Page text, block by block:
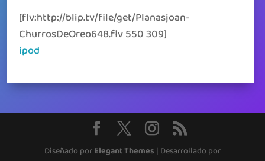
[flv:http://blip.tv/file/get/Planasjoan-
ChurrosDeOreo648.flv 550 309]
ipod
Diseñado porElegant Themes | Desarrollado por